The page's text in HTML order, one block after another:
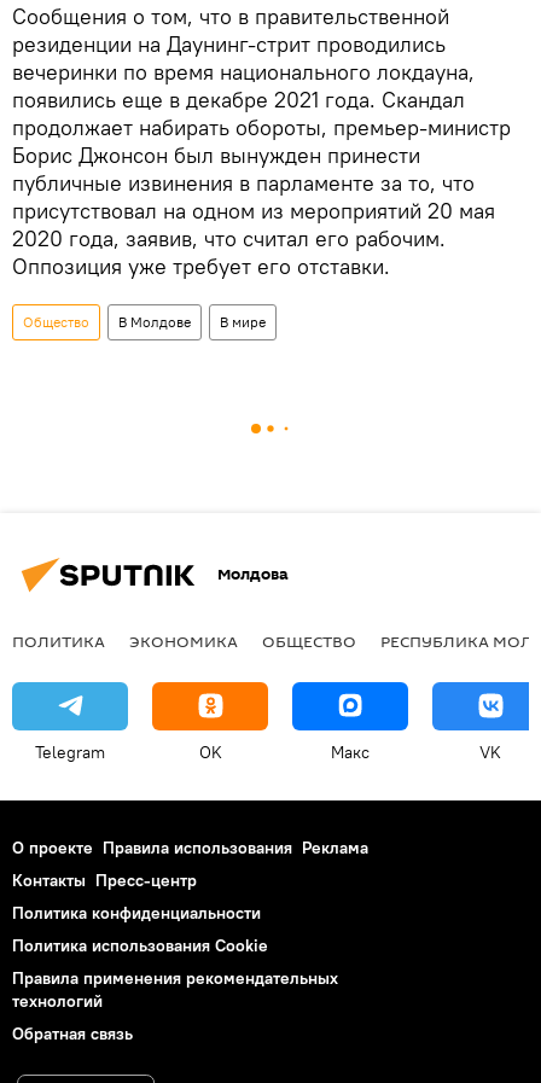
Сообщения о том, что в правительственной
резиденции на Даунинг-стрит проводились
вечеринки по время национального локдауна,
появились еще в декабре 2021 года. Скандал
продолжает набирать обороты, премьер-министр
Борис Джонсон был вынужден принести
публичные извинения в парламенте за то, что
присутствовал на одном из мероприятий 20 мая
2020 года, заявив, что считал его рабочим.
Оппозиция уже требует его отставки.
Общество В Молдове В мире
Молдова
ПОЛИТИКА ЭКОНОМИКА ОБЩЕСТВО РЕСПУБЛИКА
Telegram OK Макс VK
О проекте Правила использования Реклама
Контакты Пресс-центр
Политика конфиденциальности
Политика использования Cookie
Правила применения рекомендательных
технологий
Обратная связь